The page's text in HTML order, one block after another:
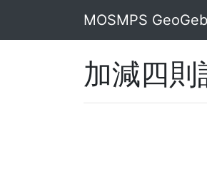
MOSMPS
加減四則